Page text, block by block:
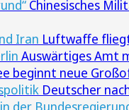
Chinesisches
Iran Luftwaffe
Auswärtiges Amt
beginnt neue
Deutscher